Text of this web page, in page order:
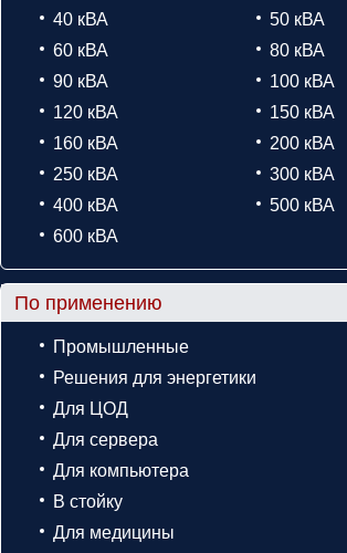
40 кВА
50 кВА
60 кВА
80 кВА
90 кВА
100 кВА
120 кВА
150 кВА
160 кВА
200 кВА
250 кВА
300 кВА
400 кВА
500 кВА
600 кВА
По применению
Промышленные
Решения для энергетики
Для ЦОД
Для сервера
Для компьютера
В стойку
Для медицины